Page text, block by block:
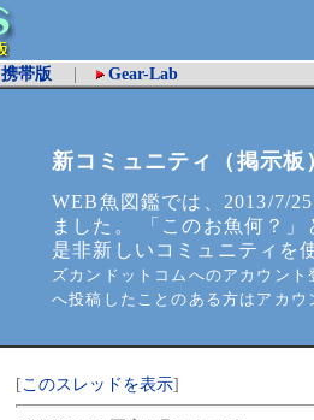
携帯版 Gear-Lab
新コミュニティ（掲示
WEB魚図鑑では、2013/7/
ました。 「このお魚何？
是非新しいコミュニティを
ズカンドットコムへのアカウン
へ投稿したことのある方はアカ
[このスレッドを表示]